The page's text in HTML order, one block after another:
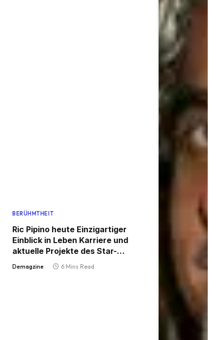
BERÜHMTHEIT
Ric Pipino heute Einzigartiger
Einblick in Leben Karriere und
aktuelle Projekte des Star-
Demagzine 6 Mins Read